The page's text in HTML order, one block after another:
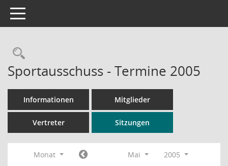
Toggle navigation
Rechercheauswahl
Sportausschuss - Termine 2005
Informationen Mitglieder
Vertreter Sitzungen
Monat Mai
2005